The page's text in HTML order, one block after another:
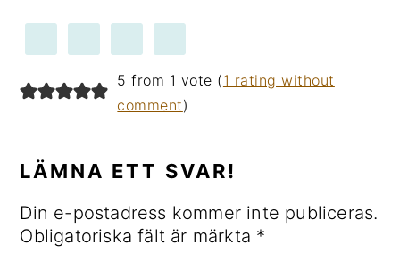
LÄSARKOMMENTARER
5 from 1 vote (1 rating without
comment)
LÄMNA ETT SVAR!
Din e-postadress kommer inte publiceras.
Obligatoriska fält är märkta *